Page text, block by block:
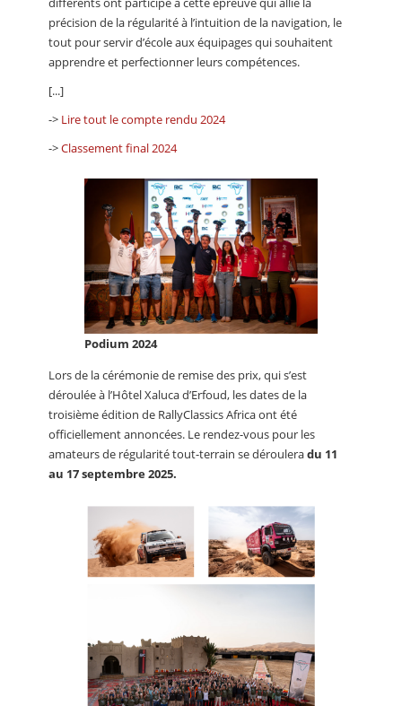
précision de la régularité à l’intuition de la navigation, le
tout pour servir d’école aux équipages qui souhaitent
apprendre et perfectionner leurs compétences.
[...]
-> Lire tout le compte rendu 2024
->Classement final 2024
Podium 2024
Lors de la cérémonie de remise des prix, qui s’est
déroulée à l’Hôtel Xaluca d’Erfoud, les dates de la
troisième édition de RallyClassics Africa ont été
officiellement annoncées. Le rendez-vous pour les
amateurs de régularité tout-terrain se dérouleradu 11
au 17 septembre 2025.